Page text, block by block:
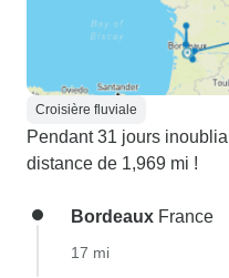
Croisière fluviale
Pendant 31 jours
distance de 1,969 mi !
Bordeaux France
17 mi